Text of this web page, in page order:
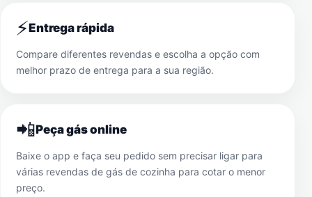
⚡Entrega rápida
Compare diferentes revendas e escolha a opção com
melhor prazo de entrega para a sua região.
📲Peça gás online
Baixe o app e faça seu pedido sem precisar ligar para
várias revendas de gás de cozinha para cotar o menor
preço.